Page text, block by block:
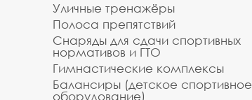
Уличные тренажёры
Полоса препятствий
Снаряды для сдачи спортивных
нормативов и ГТО
Гимнастические комплексы
Балансиры (детское спортивное
оборудование)